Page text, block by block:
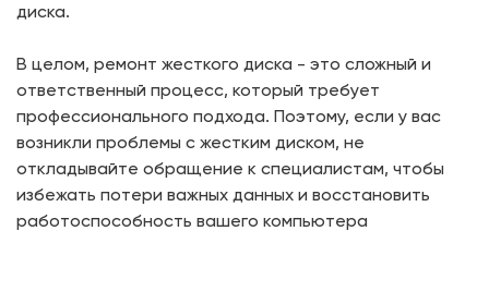
диска.
В целом, ремонт жесткого диска - это сложный и
ответственный процесс, который требует
профессионального подхода. Поэтому, если у вас
возникли проблемы с жестким диском, не
откладывайте обращение к специалистам, чтобы
избежать потери важных данных и восстановить
работоспособность вашего компьютера